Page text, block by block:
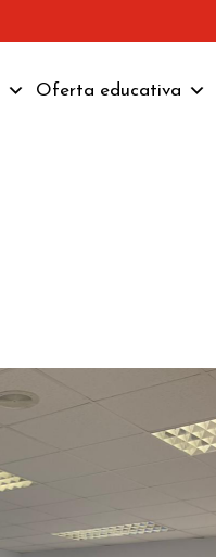
Oferta educativa